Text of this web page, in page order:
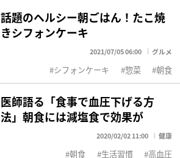
話題のヘルシー朝ごはん！たこ焼
きシフォンケーキ
2021/07/05 06:00 グルメ
シフォンケーキ 惣菜 朝食
医師語る「食事で血圧下げる方
法」朝食には減塩食で効果が
2020/02/02 11:00 健康
朝食 生活習慣 高血圧